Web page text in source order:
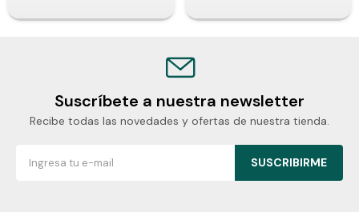
Suscríbete a nuestra newsletter
Recibe todas las novedades y ofertas de nuestra tienda.
SUSCRIBIRME